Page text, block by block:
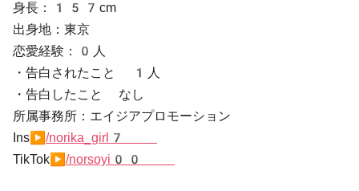
身長：157cm
出身地：東京
恋愛経験：0人
・告白されたこと 1人
・告白したこと なし
所属事務所：エイジアプロモーション
Ins▶ /norika_girl7
TikTok▶ /norsoyi00